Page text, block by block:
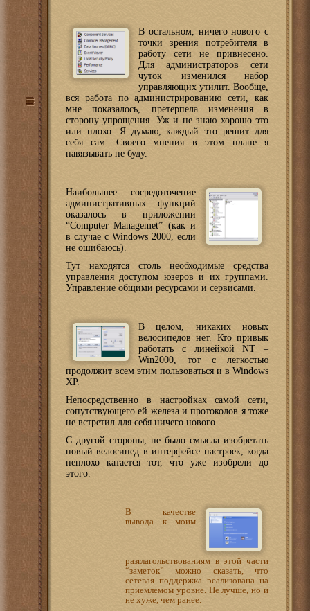
В остальном, ничего нового с
точки зрения потребителя в
работу сети не привнесено.
Для администраторов сети
чуток изменился набор
управляющих утилит. Вообще,
вся работа по администрированию сети, как
мне показалось, претерпела изменения в
сторону упрощения. Уж и не знаю хорошо это
или плохо. Я думаю, каждый это решит для
себя сам. Своего мнения в этом плане я
навязывать не буду.
Наибольшее сосредоточение
административных функций
оказалось в приложении
“Computer Managemet” (как и
в случае с Windows 2000, если
не ошибаюсь).
Тут находятся столь необходимые средства
управления доступом юзеров и их группами.
Управление общими ресурсами и сервисами.
В целом, никаких новых
велосипедов нет. Кто привык
работать с линейкой NT –
Win2000, тот с легкостью
продолжит всем этим пользоваться и в Windows
XP.
Непосредственно в настройках самой сети,
сопутствующего ей железа и протоколов я тоже
не встретил для себя ничего нового.
С другой стороны, не было смысла изобретать
новый велосипед в интерфейсе настроек, когда
неплохо катается тот, что уже изобрели до
этого.
В качестве
вывода к моим
разглагольствованиям в этой части
“заметок” можно сказать, что
сетевая поддержка реализована на
приемлемом уровне. Не лучше, но и
не хуже, чем ранее.